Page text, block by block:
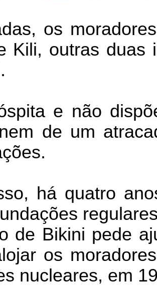
os
Kili, outras duas
e não
de um
há quatro
de Bikini pede
os
nucleares, em